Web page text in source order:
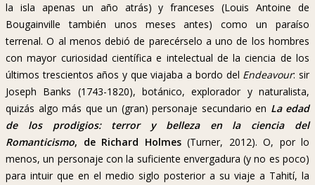
la isla apenas un año atrás) y franceses (Louis Antoine de
Bougainville también unos meses antes) como un paraíso
terrenal. O al menos debió de parecérselo a uno de los hombres
con mayor curiosidad científica e intelectual de la ciencia de los
últimos trescientos años y que viajaba a bordo del Endeavour: sir
Joseph Banks (1743-1820), botánico, explorador y naturalista,
quizás algo más que un (gran) personaje secundario en La edad
de los prodigios: terror y belleza en la ciencia del
Romanticismo, de Richard Holmes(Turner, 2012). O, por lo
menos, un personaje con la suficiente envergadura (y no es poco)
para intuir que en el medio siglo posterior a su viaje a Tahití, la